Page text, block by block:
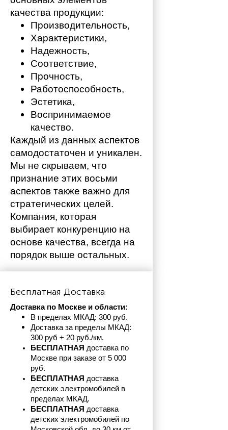
качества продукции:
Производительность,
Характеристики,
Надежность,
Соответствие,
Прочность,
Работоспособность,
Эстетика,
Воспринимаемое
качество.
Каждый из данных аспектов
самодостаточен и уникален.
Мы не скрываем, что
признание этих восьми
аспектов также важно для
стратегических целей.
Компания, которая
выбирает конкуренцию на
основе качества, всегда на
порядок выше остальных.
Бесплатная Доставка
Доставка по Москве и области:
В пределах МКАД: 300 руб.
Доставка за пределы МКАД:
300 руб + 20 руб./км.
БЕСПЛАТНАЯ доставка по
Москве при заказе от 5 000
руб.
БЕСПЛАТНАЯ доставка
детских электромобилей в
пределах МКАД.
БЕСПЛАТНАЯ доставка
детских электромобилей по